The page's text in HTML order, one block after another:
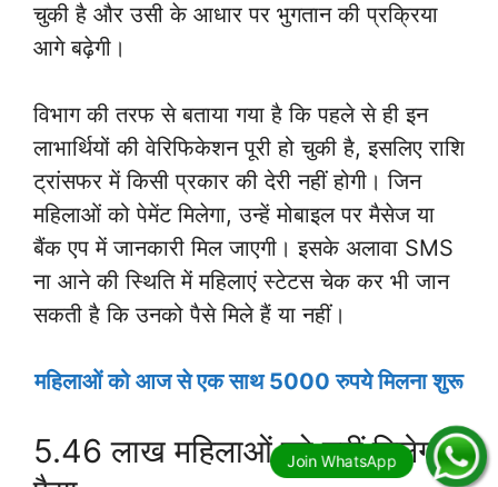
चुकी है और उसी के आधार पर भुगतान की प्रक्रिया
आगे बढ़ेगी।
विभाग की तरफ से बताया गया है कि पहले से ही इन
लाभार्थियों की वेरिफिकेशन पूरी हो चुकी है, इसलिए राशि
ट्रांसफर में किसी प्रकार की देरी नहीं होगी। जिन
महिलाओं को पेमेंट मिलेगा, उन्हें मोबाइल पर मैसेज या
बैंक एप में जानकारी मिल जाएगी। इसके अलावा SMS
ना आने की स्थिति में महिलाएं स्टेटस चेक कर भी जान
सकती है कि उनको पैसे मिले हैं या नहीं।
महिलाओं को आज से एक साथ 5000 रुपये मिलना शुरू
5.46 लाख महिलाओं को नहीं मिलेगा